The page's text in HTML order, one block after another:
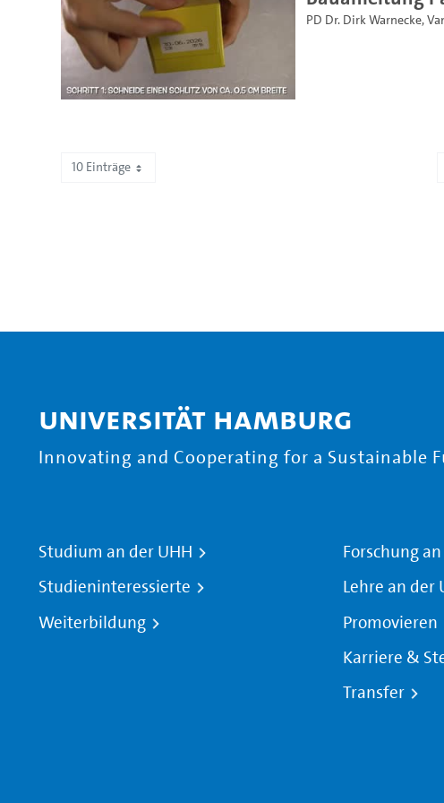
PD Dr. Dirk Warnecke,
10 Einträge
Universität Hamburg
Innovating and Cooperating for a Sustainable
Studium an der UHH
Studieninteressierte
Weiterbildung
Forschung
Lehre an der
Promovieren
Karriere &
Transfer